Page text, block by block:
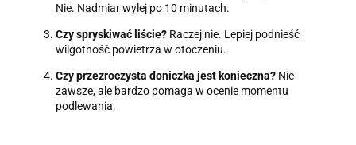
Nie. Nadmiar wylej po 10 minutach.
Czy spryskiwać liście? Raczej nie. Lepiej podnieść
wilgotność powietrza w otoczeniu.
Czy przezroczysta doniczka jest konieczna? Nie
zawsze, ale bardzo pomaga w ocenie momentu
podlewania.